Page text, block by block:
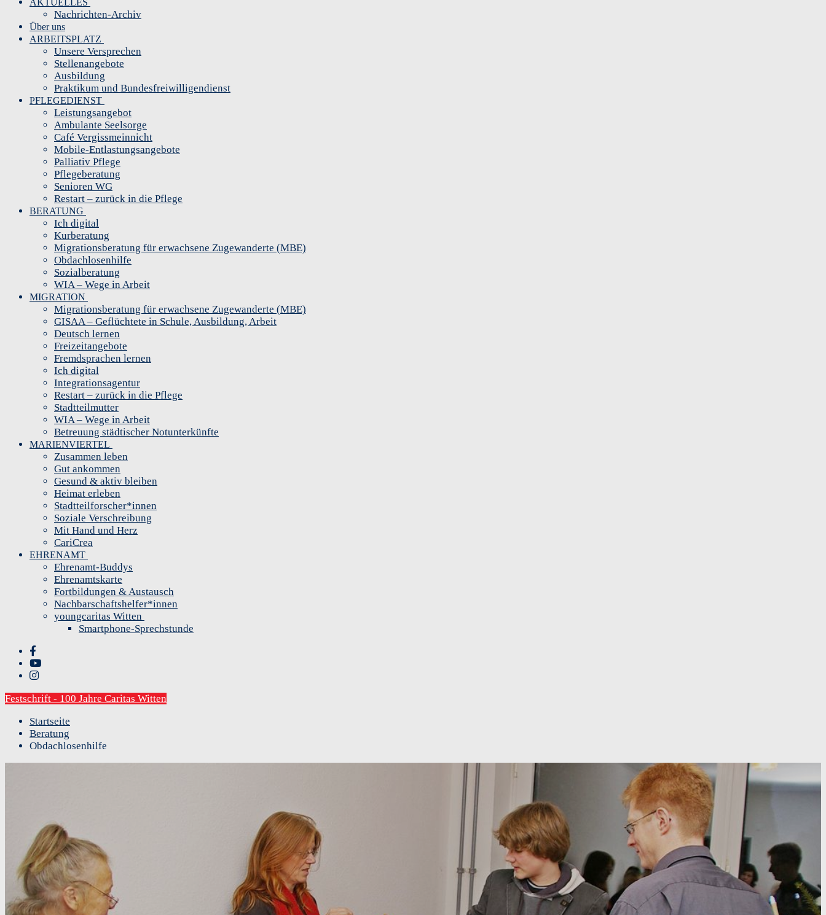
AKTUELLES
Nachrichten-Archiv
Über uns
ARBEITSPLATZ
Unsere Versprechen
Stellenangebote
Ausbildung
Praktikum und Bundesfreiwilligendienst
PFLEGEDIENST
Leistungsangebot
Ambulante Seelsorge
Café Vergissmeinnicht
Mobile-Entlastungsangebote
Palliativ Pflege
Pflegeberatung
Senioren WG
Restart – zurück in die Pflege
BERATUNG
Ich digital
Kurberatung
Migrationsberatung für erwachsene Zugewanderte (MBE)
Obdachlosenhilfe
Sozialberatung
WIA – Wege in Arbeit
MIGRATION
Migrationsberatung für erwachsene Zugewanderte (MBE)
GISAA – Geflüchtete in Schule, Ausbildung, Arbeit
Deutsch lernen
Freizeitangebote
Fremdsprachen lernen
Ich digital
Integrationsagentur
Restart – zurück in die Pflege
Stadtteilmutter
WIA – Wege in Arbeit
Betreuung städtischer Notunterkünfte
MARIENVIERTEL
Zusammen leben
Gut ankommen
Gesund & aktiv bleiben
Heimat erleben
Stadtteilforscher*innen
Soziale Verschreibung
Mit Hand und Herz
CariCrea
EHRENAMT
Ehrenamt-Buddys
Ehrenamtskarte
Fortbildungen & Austausch
Nachbarschaftshelfer*innen
youngcaritas Witten
Smartphone-Sprechstunde
Festschrift - 100 Jahre Caritas Witten
Startseite
Beratung
Obdachlosenhilfe